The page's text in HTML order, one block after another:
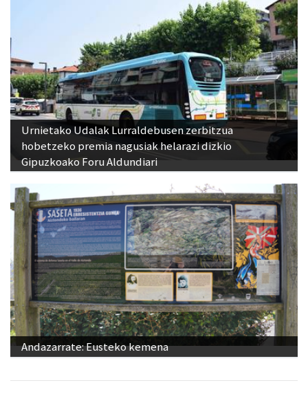
Urnietako Udalak Lurraldebusen zerbitzua
hobetzeko premia nagusiak helarazi dizkio
Gipuzkoako Foru Aldundiari
Andazarrate: Eusteko kemena